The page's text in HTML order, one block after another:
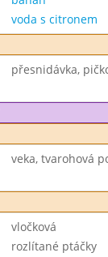
voda s citronem
přesnidávka,
veka, tvarohová
vločková
rozlítané ptáčky